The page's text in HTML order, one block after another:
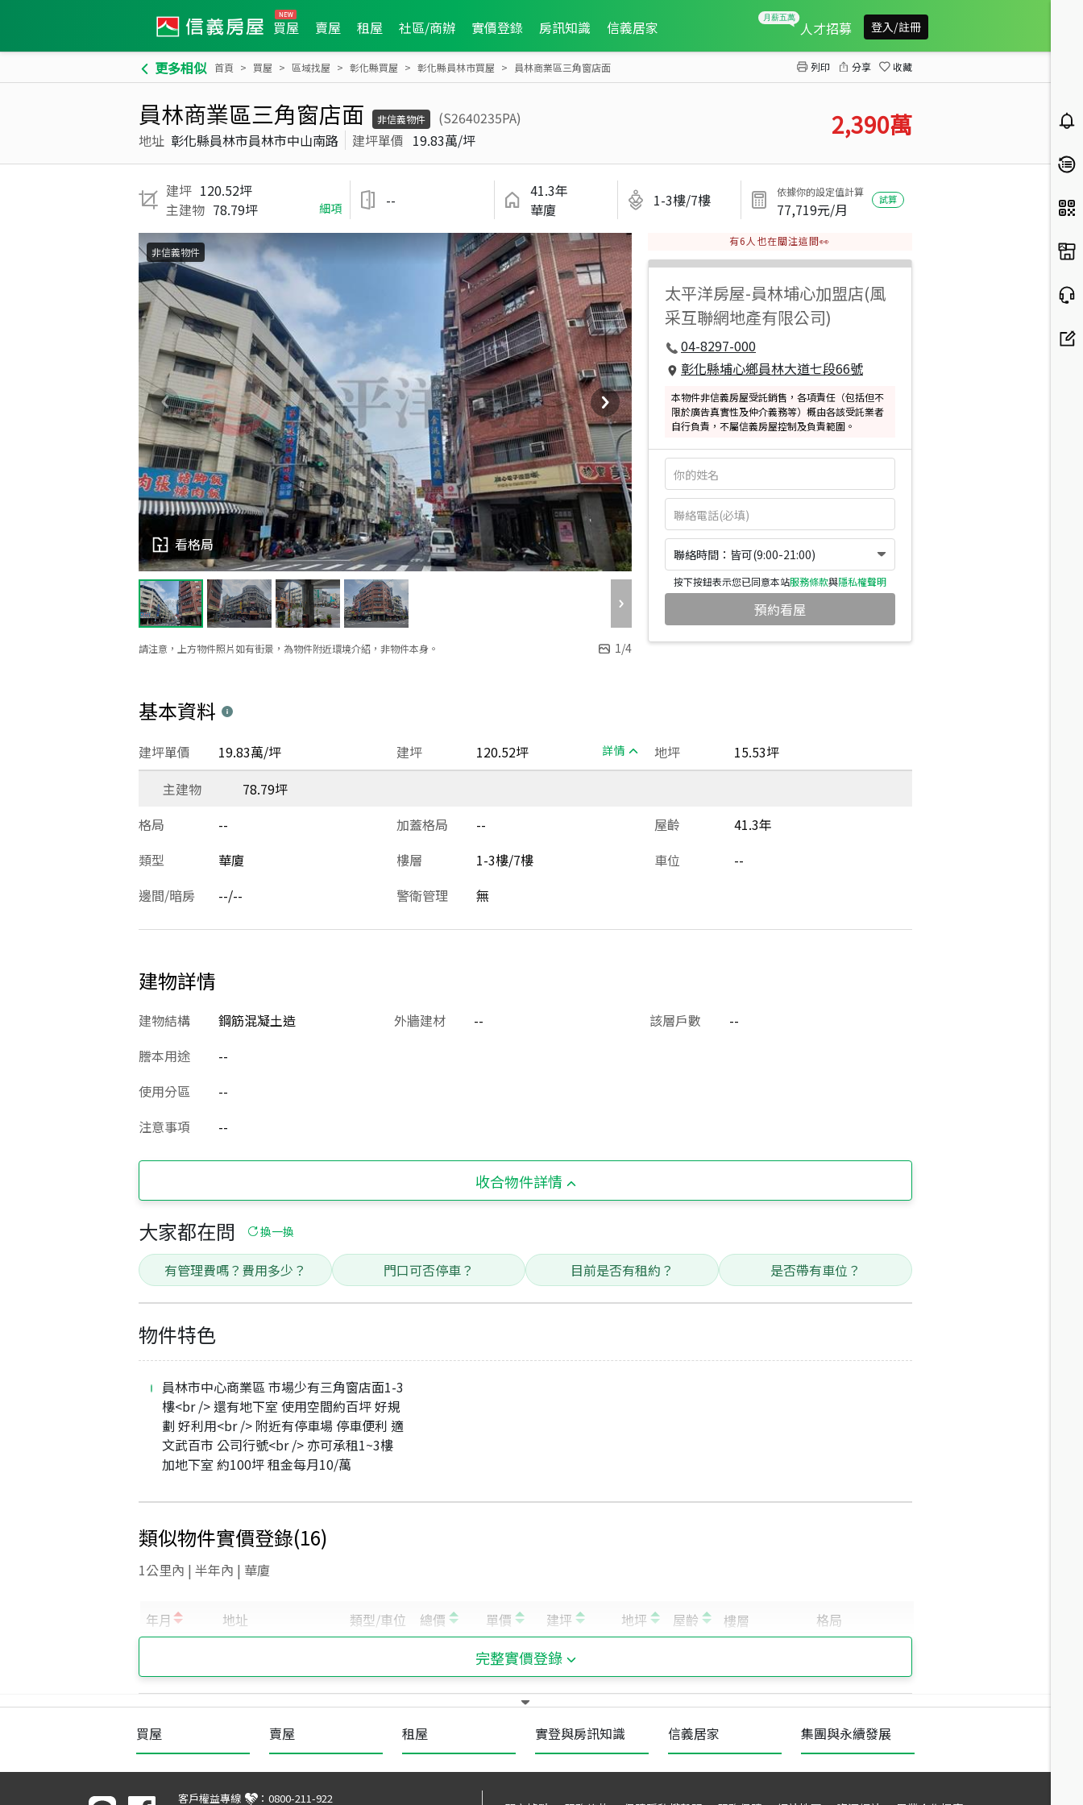
買屋 賣屋 租屋 社區/商辦 實價登錄 房訊知識 信義居家 人才招募 登入/註冊
更多相似 首頁 買屋 區域找屋 彰化縣買屋 彰化縣員林市買屋 員林商業區三角窗店面 列印 分享 收藏
員林商業區三角窗店面 非信義物件
(S2640235PA)
地址 彰化縣員林市員林市中山南路 建坪單價 19.83萬/坪 2,390萬
建坪 120.52坪
主建物 78.79坪 細項 --
41.3年
華廈
1-3樓/7樓 依據你的設定值計算
77,719元/月
試算
請注意，上方物件照片如有街景，為物件附近環境介紹，非物件本身。 1/4
看格局
非信義物件
有6 人也在關注這間👀
太平洋房屋-員林埔心加盟店(風
采互聯網地產有限公司)
04-8297-000
彰化縣埔心鄉員林大道七段66號
本物件非信義房屋受託銷售，各項責任（包括但不
限於廣告真實性及仲介義務等）概由各該受託業者
自行負責，不屬信義房屋控制及負責範圍。
聯絡時間：皆可(9:00-21:00)
按下按鈕表示您已同意本站服務條款與隱私權聲明
預約看屋
基本資料
建坪 120.52坪 詳情
建坪單價 19.83萬/坪 地坪
15.53坪
主建物
78.79坪
格局
-- 加蓋格局 -- 屋齡
41.3年
類型
華廈 樓層 1-3樓/7樓 車位
--
邊間/暗房
--/-- 警衛管理 無
建物詳情
建物結構 鋼筋混凝土造 外牆建材 -- 該層戶數
--
謄本用途
--
使用分區
--
注意事項
--
收合物件詳情
大家都在問 換一換
有管理費嗎？費用多少？ 門口可否停車？ 目前是否有租約？ 是否帶有車位？
物件特色
員林市中心商業區 市場少有三角窗店面1-3
樓<br /> 還有地下室 使用空間約百坪 好規
劃 好利用<br /> 附近有停車場 停車便利 適
文武百市 公司行號<br /> 亦可承租1~3樓
加地下室 約100坪 租金每月10/萬
類似物件實價登錄(16)
1公里內 | 半年內 | 華廈
完整實價登錄
買屋 賣屋 租屋 實登與房訊知識 信義居家 集團與永續發展
客戶權益專線 ： 0800-211-922